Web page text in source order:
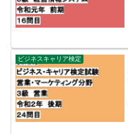
ビジネスキャリア検定